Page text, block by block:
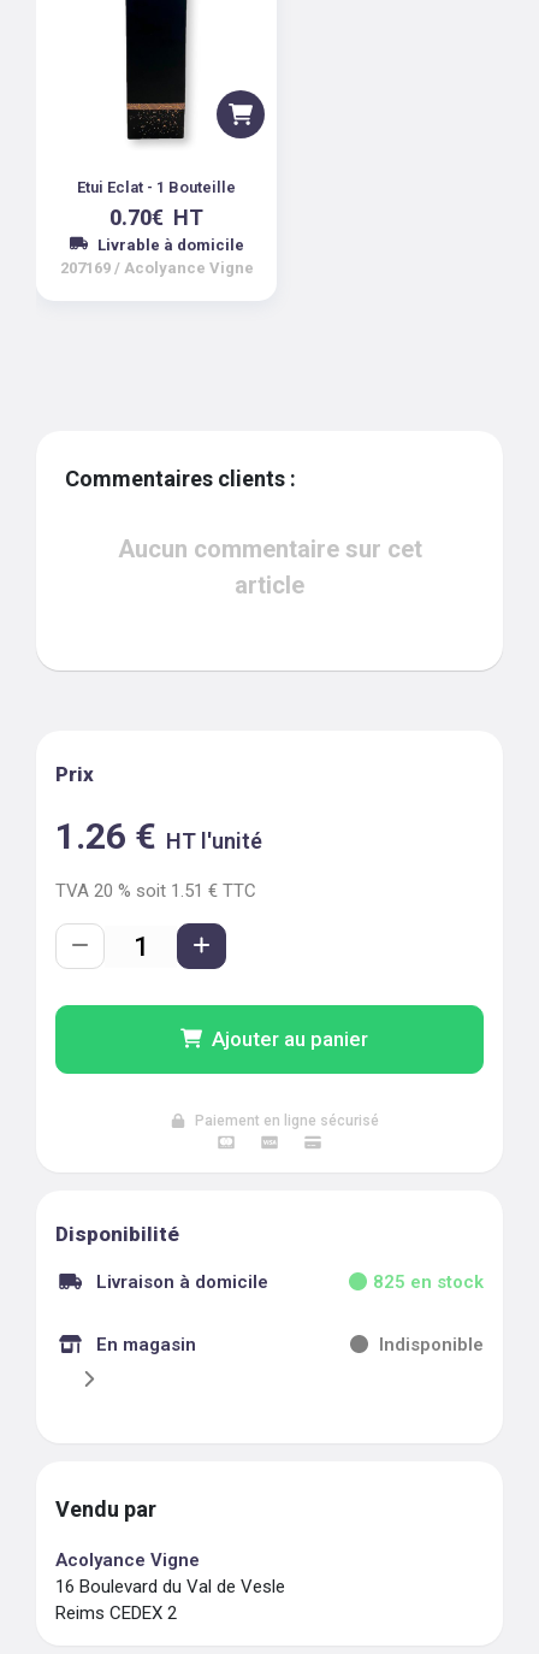
Etui Eclat - 1 Bouteille
0.70€ HT
Livrable à domicile
207169 / Acolyance Vigne
Commentaires clients :
Aucun commentaire sur cet
article
Prix
1.26 € HT l'unité
TVA 20 % soit 1.51 € TTC
Ajouter au panier
Paiement en ligne sécurisé
Disponibilité
Livraison à domicile 825 en stock
En magasin Indisponible
Vendu par
Acolyance Vigne
16 Boulevard du Val de Vesle
Reims CEDEX 2